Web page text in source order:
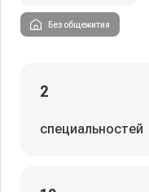
Без общежития
2
специальностей